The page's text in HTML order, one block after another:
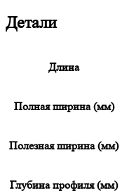
Детали
Длина
Полная ширина (мм)
Полезная ширина (мм)
Глубина профиля (мм)